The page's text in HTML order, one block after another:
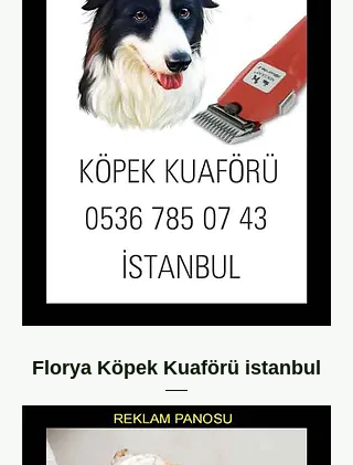
Florya Köpek Kuaförü istanbul